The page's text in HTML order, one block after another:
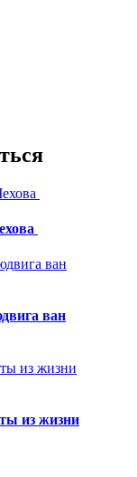
ван
из жизни